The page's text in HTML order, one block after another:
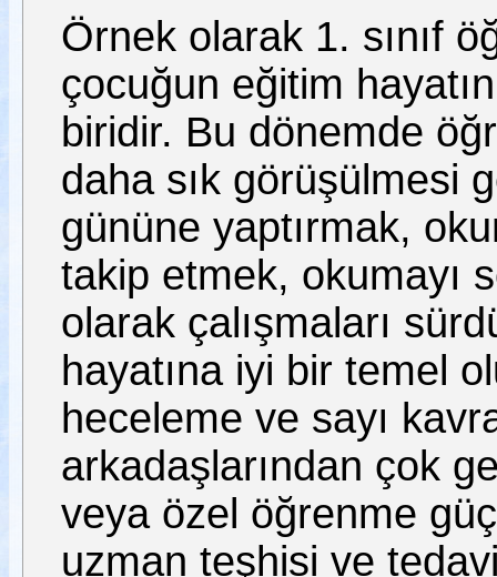
Örnek olarak 1. sınıf
çocuğun eğitim
biridir. Bu dönemde
daha sık görüşülmesi
gününe yaptırmak,
takip etmek, okumayı
olarak çalışmaları
hayatına iyi bir temel
heceleme ve sayı
arkadaşlarından çok
veya özel öğrenme
uzman teşhisi ve